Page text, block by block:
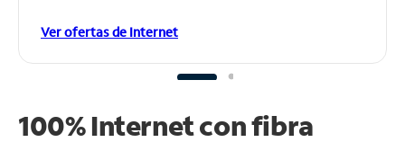
Ver ofertas de Internet
100% Internet con fibra